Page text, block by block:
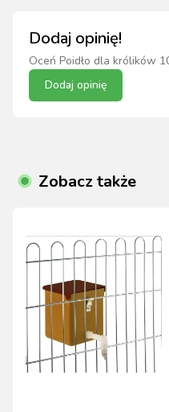
Dodaj opinię!
Oceń Poidło dla królików
Dodaj opinię
Zobacz także